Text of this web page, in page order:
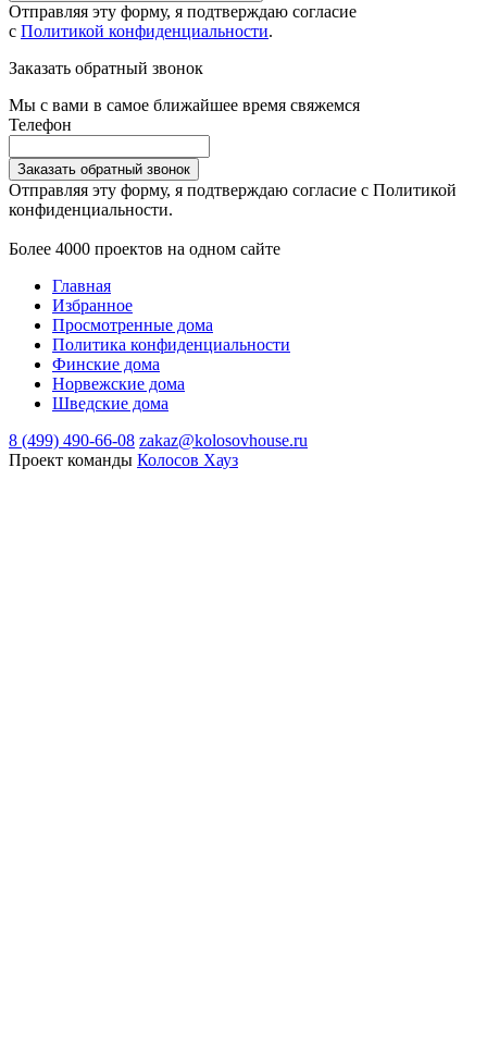
Отправляя эту форму, я подтверждаю согласие
с Политикой конфиденциальности.
Заказать обратный звонок
Мы с вами в самое ближайшее время свяжемся
Телефон
Заказать обратный звонок
Отправляя эту форму, я подтверждаю согласие с Политикой
конфиденциальности.
Более 4000 проектов на одном сайте
Главная
Избранное
Просмотренные дома
Политика конфиденциальности
Финские дома
Норвежские дома
Шведские дома
8 (499) 490-66-08 zakaz@kolosovhouse.ru
Проект команды Колосов Хауз